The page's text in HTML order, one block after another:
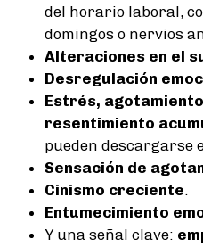
del horario laboral,
domingos o nervios
Alteraciones en el
Desregulación
Estrés,
resentimiento
pueden descargarse
Sensación de
Cinismo creciente.
Entumecimiento
Y una señal clave: